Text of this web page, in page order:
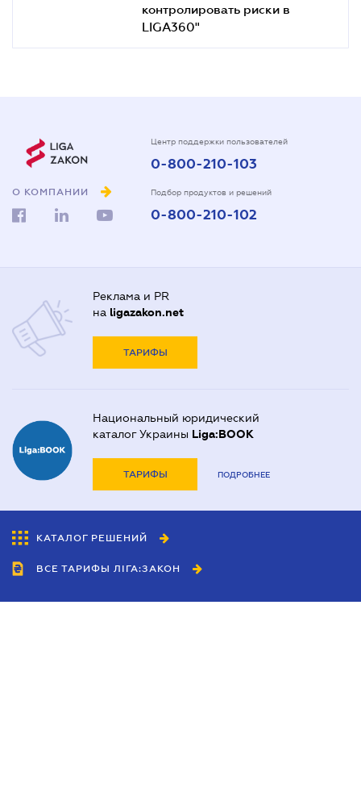
контролировать риски в
LIGA360"
О КОМПАНИИ
Центр поддержки пользователей
0-800-210-103
Подбор продуктов и решений
0-800-210-102
Реклама и PR
на ligazakon.net
ТАРИФЫ
Национальный юридический
каталог Украины Liga:BOOK
ТАРИФЫ ПОДРОБНЕЕ
КАТАЛОГ РЕШЕНИЙ
ВСЕ ТАРИФЫ ЛІГА:ЗАКОН